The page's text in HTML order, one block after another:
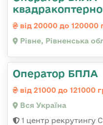
від 20000 до 120000
Рівне, Рівненська
Оператор БПЛА
від 21000 до 121000
Вся Україна
1 центр рекрутингу